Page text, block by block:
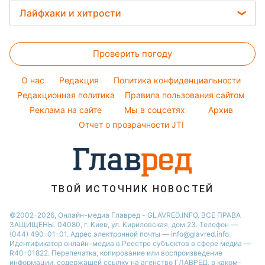
София Ротару
Ольга Сумская
Филипп Киркоров
Новости Харькова
Новости Ровно
Модные ошибки
Новости моды
Легкие десерты
Праздничное меню
Оптические иллюзии
Народные приметы
Все о шоу-бизнесе
Прогноз погоды
Магнитные бури
Погода на сегодня
Погода на завтра
Пылевая буря
Лайфхаки и хитрости
Уборка
Комнатные растения
Авто
Проверить погоду
O нас Редакция
Политика конфиденциальности
Редакционная политика
Правила пользования сайтом
Реклама на сайте
Мы в соцсетях
Архив
Отчет о прозрачности JTI
ТВОЙ ИСТОЧНИК НОВОСТЕЙ
©2002-2026, Онлайн-медиа Главред - GLAVRED.INFO. ВСЕ ПРАВА
ЗАЩИЩЕНЫ. 04080, г. Киев, ул. Кириловская, дом 23. Телефон —
(044) 490-01-01. Адрес электронной почты — info@glavred.info.
Идентификатор онлайн-медиа в Реестре cубъектов в сфере медиа —
R40-01822. Перепечатка, копирование или воспроизведение
информации, содержащей ссылку на агенство ГЛАВРЕД, в каком-